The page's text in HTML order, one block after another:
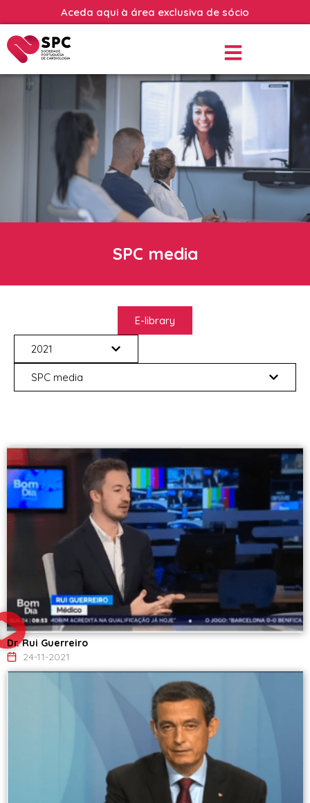
Aceda aqui à área exclusiva de sócio
SPC media
E-library
2021
SPC media
Dr. Rui Guerreiro
24-11-2021